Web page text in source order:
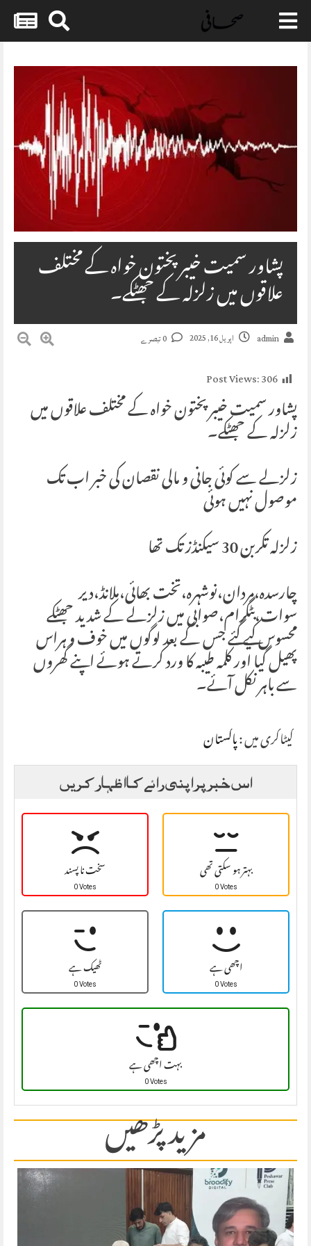
Skip
content
پشاور سمیت خیبر پختون خواہ کے مختلف
علاقوں میں زلزلہ کے جھٹکے۔
admin اپریل 16, 2025
Post Views:306
پشاور سمیت خیبر پختون خواہ کے مختلف علاقوں میں
زلزلہ کے جھٹکے۔
زلزلے سے کوئی جانی و مالی نقصان کی خبر اب تک
موصول نہیں ہوئی
زلزلہ تکربن 30 سیکنڈز تک تھا
چارسدہ،مردان،نوشہرہ،تخت بھائی،ملانڈ،دیر
سوات،بٹگرام،صوابی میں زلزلے کے شدید جھٹکے
محسوس کیے گئے جس کے بعد لوگوں میں خوف و ہراس
پھیل گیا اور کلمہ طیبہ کا ورد کرتے ہوئے اپنے گھروں
سے باہر نکل آئے۔
کیٹاگری میں :پاکستان
اس خبر پر اپنی رائے کا اظہار کریں
سخت نا پسند
0 Votes بہتر ہو سکتی تھی
0 Votes
ٹھیک ہے
0 Votes اچھی ہے
0 Votes
بہت اچھی ہے
0 Votes
مزید پڑھیں